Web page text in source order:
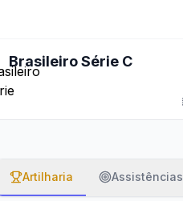
Brasileiro Série C
Artilharia Assistências